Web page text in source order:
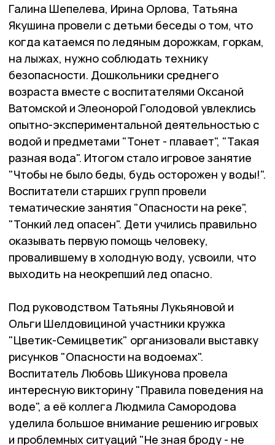
Галина Шепелева, Ирина Орлова, Татьяна
Якушина провели с детьми беседы о том, что
когда катаемся по ледяным дорожкам, горкам,
на лыжах, нужно соблюдать технику
безопасности. Дошкольники среднего
возраста вместе с воспитателями Оксаной
Ватомской и Элеонорой Голодовой увлеклись
опытно-экспериментальной деятельностью с
водой и предметами "Тонет - плавает", "Такая
разная вода". Итогом стало игровое занятие
"Чтобы не было беды, будь осторожен у воды!".
Воспитатели старших групп провели
тематические занятия "Опасности на реке",
"Тонкий лед опасен". Дети учились правильно
оказывать первую помощь человеку,
провалившему в холодную воду, усвоили, что
выходить на неокрепший лед опасно.
Под руководством Татьяны Лукьяновой и
Ольги Шелдовициной участники кружка
"Цветик-Семицветик" организовали выставку
рисунков "Опасности на водоемах".
Воспитатель Любовь Шикунова провела
интересную викторину "Правила поведения на
воде", а её коллега Людмила Самородова
уделила большое внимание решению игровых
и проблемных ситуаций "Не зная броду - не